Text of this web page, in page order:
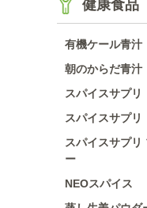
健康食品
有機ケール青汁
朝のからだ青汁
スパイスサプ
スパイスサプ
スパイスサプリ
ー
NEOスパイス